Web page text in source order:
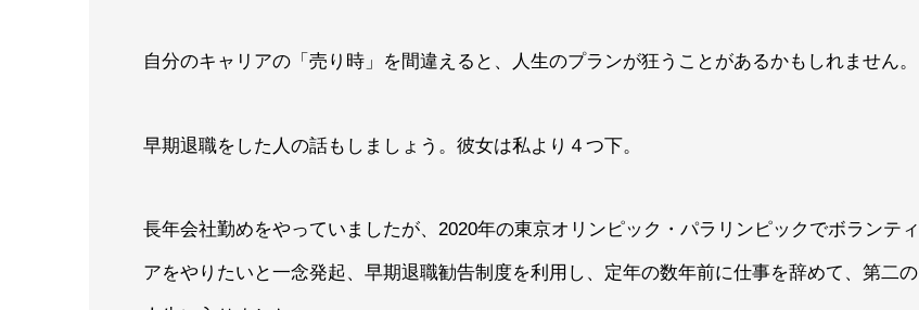
自分のキャリアの「売り時」を間違えると、人生のプランが狂うことがあるかもしれません。
早期退職をした人の話もしましょう。彼女は私より４つ下。
長年会社勤めをやっていましたが、2020年の東京オリンピック・パラリンピックでボランティ
アをやりたいと一念発起、早期退職勧告制度を利用し、定年の数年前に仕事を辞めて、第二の